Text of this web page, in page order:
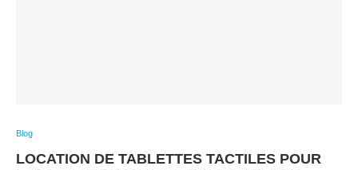
Blog
LOCATION DE TABLETTES TACTILES POUR